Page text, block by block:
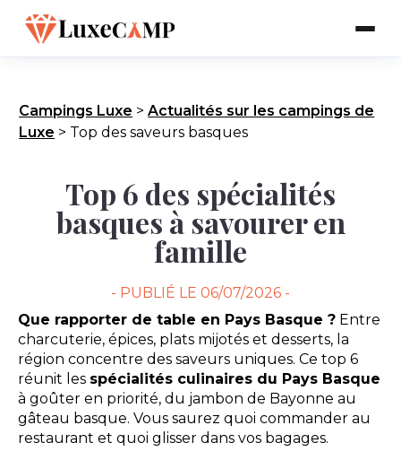
Campings Luxe >Actualités sur les campings de
Luxe > Top des saveurs basques
Top 6 des spécialités
basques à savourer en
famille
- PUBLIÉ LE 06/07/2026 -
Que rapporter de table en Pays Basque ?Entre
charcuterie, épices, plats mijotés et desserts, la
région concentre des saveurs uniques. Ce top 6
réunit les spécialités culinaires du Pays Basque
à goûter en priorité, du jambon de Bayonne au
gâteau basque. Vous saurez quoi commander au
restaurant et quoi glisser dans vos bagages.